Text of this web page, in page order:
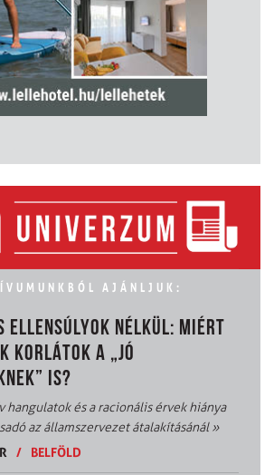
AJÁNLJUK:
ELLENSÚLYOK NÉLKÜL: MIÉRT
KORLÁTOK A „JÓ
IS?
hangulatok és a racionális érvek hiánya
az államszervezet átalakításánál»
/ BELFÖLD